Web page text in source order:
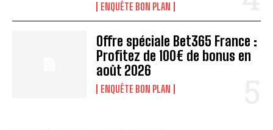
ENQUÊTE BON PLAN
Offre spéciale Bet365 France :
Profitez de 100€ de bonus en
août 2026
ENQUÊTE BON PLAN